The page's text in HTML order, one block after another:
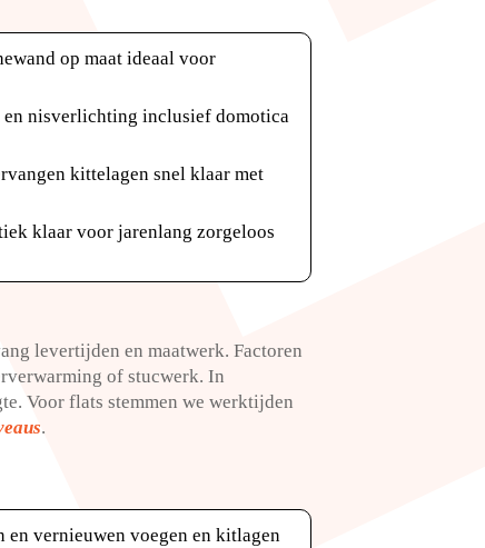
op maat ideaal voor
en nisverlichting inclusief domotica
kittelagen snel klaar met
klaar voor jarenlang zorgeloos
levertijden en maatwerk.​ Factoren
of stucwerk.​ In
Voor flats stemmen we werktijden
.​
en vernieuwen voegen en kitlagen